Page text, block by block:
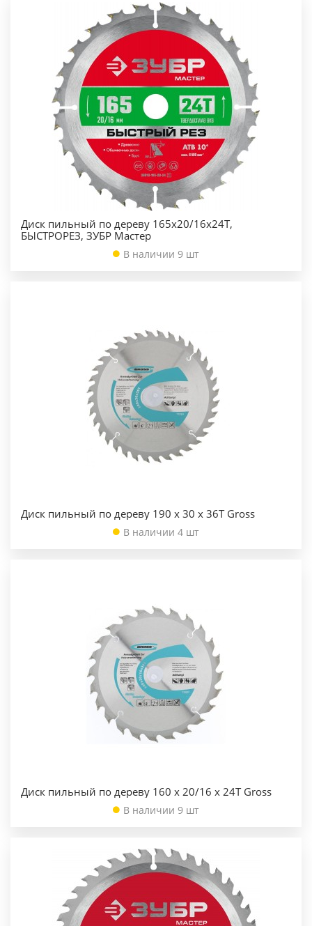
Диск пильный по дереву 165х20/16х24Т,
БЫСТРОРЕЗ, ЗУБР Мастер
В наличии 9 шт
Диск пильный по дереву 190 x 30 x 36Т Gross
В наличии 4 шт
Диск пильный по дереву 160 x 20/16 x 24Т Gross
В наличии 9 шт